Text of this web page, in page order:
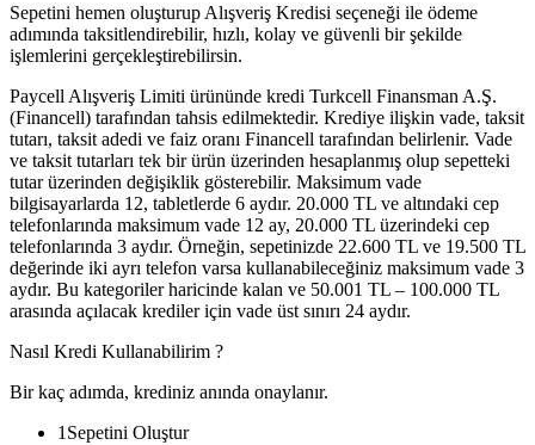
Sepetini hemen oluşturup Alışveriş Kredisi seçeneği ile ödeme
adımında taksitlendirebilir, hızlı, kolay ve güvenli bir şekilde
işlemlerini gerçekleştirebilirsin.
Paycell Alışveriş Limiti ürününde kredi Turkcell Finansman A.Ş.
(Financell) tarafından tahsis edilmektedir. Krediye ilişkin vade, taksit
tutarı, taksit adedi ve faiz oranı Financell tarafından belirlenir. Vade
ve taksit tutarları tek bir ürün üzerinden hesaplanmış olup sepetteki
tutar üzerinden değişiklik gösterebilir. Maksimum vade
bilgisayarlarda 12, tabletlerde 6 aydır. 20.000 TL ve altındaki cep
telefonlarında maksimum vade 12 ay, 20.000 TL üzerindeki cep
telefonlarında 3 aydır. Örneğin, sepetinizde 22.600 TL ve 19.500 TL
değerinde iki ayrı telefon varsa kullanabileceğiniz maksimum vade 3
aydır. Bu kategoriler haricinde kalan ve 50.001 TL – 100.000 TL
arasında açılacak krediler için vade üst sınırı 24 aydır.
Nasıl Kredi Kullanabilirim ?
Bir kaç adımda, krediniz anında onaylanır.
1 Sepetini Oluştur